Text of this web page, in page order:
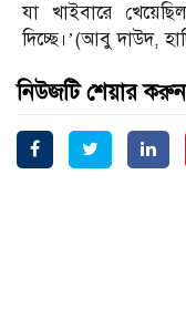
যা খাইবারে
দিচ্ছে।’(আবু দাউদ,
নিউজটি শেয়ার